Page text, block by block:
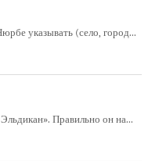
указывать (село, город...
Правильно он на...